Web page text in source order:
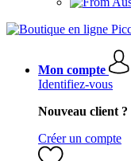
Mon compte
Identifiez-vous
Nouveau client ?
Créer un compte